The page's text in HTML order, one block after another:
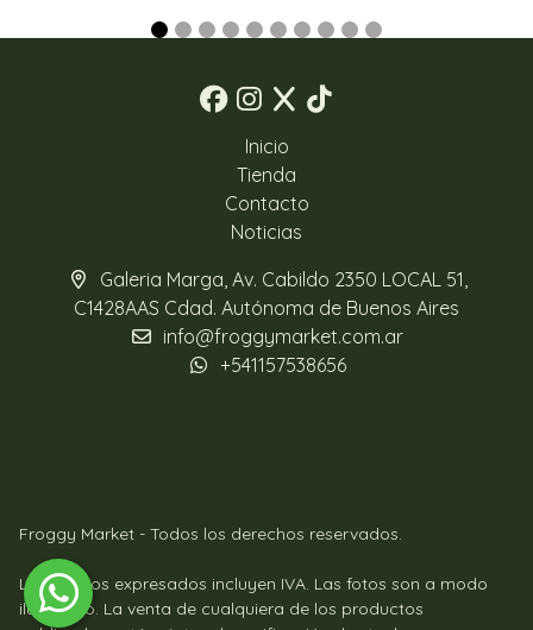
Inicio
Tienda
Contacto
Noticias
Galeria Marga, Av. Cabildo 2350 LOCAL 51,
C1428AAS Cdad. Autónoma de Buenos Aires
info@froggymarket.com.ar
+541157538656
Froggy Market - Todos los derechos reservados.
Los precios expresados incluyen IVA. Las fotos son a modo
ilustrativo. La venta de cualquiera de los productos